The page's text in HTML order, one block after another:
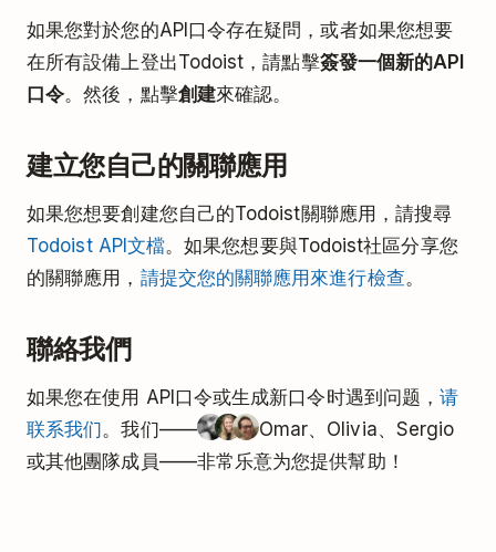
如果您對於您的API口令存在疑問，或者如果您想要
在所有設備上登出Todoist，請點擊簽發一個新的API
口令。然後，點擊創建來確認。
建立您自己的關聯應用
如果您想要創建您自己的Todoist關聯應用，請搜尋
Todoist API文檔。如果您想要與Todoist社區分享您
的關聯應用， 請提交您的關聯應用來進行檢查。
聯絡我們
如果您在使用 API口令或生成新口令时遇到问题，请
联系我们。我们——
Omar、Olivia、Sergio
或其他團隊成員——非常乐意为您提供幫助！